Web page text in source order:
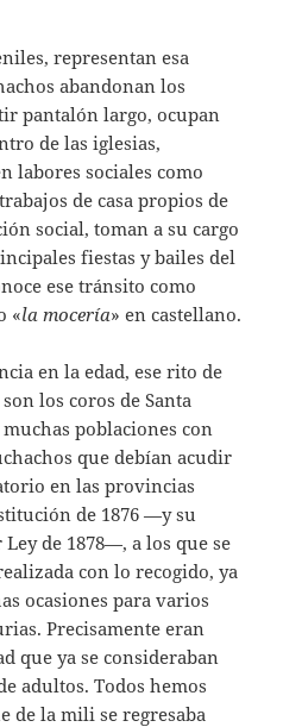
representan esa
abandonan los
pantalón largo, ocupan
de las iglesias,
labores sociales como
de casa propios de
social, toman a su cargo
fiestas y bailes del
ese tránsito como
«la mocería» en castellano.
en la edad, ese rito de
los coros de Santa
poblaciones con
que debían acudir
en las provincias
de 1876 —y su
de 1878—, a los que se
con lo recogido, ya
ocasiones para varios
Precisamente eran
que ya se consideraban
adultos. Todos hemos
de la mili se regresaba